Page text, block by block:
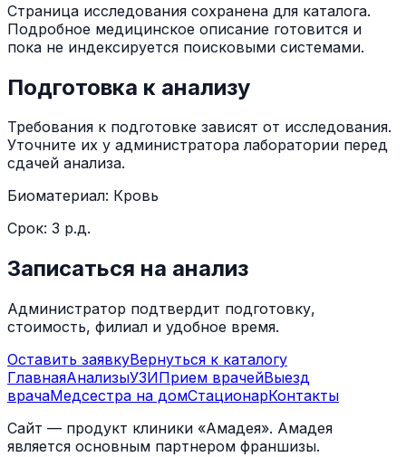
Страница исследования сохранена для каталога.
Подробное медицинское описание готовится и
пока не индексируется поисковыми системами.
Подготовка к анализу
Требования к подготовке зависят от исследования.
Уточните их у администратора лаборатории перед
сдачей анализа.
Биоматериал: Кровь
Срок: 3 р.д.
Записаться на анализ
Администратор подтвердит подготовку,
стоимость, филиал и удобное время.
Оставить заявкуВернуться к каталогу
ГлавнаяАнализыУЗИПрием врачейВыезд
врачаМедсестра на домСтационарКонтакты
Сайт — продукт клиники «Амадея». Амадея
является основным партнером франшизы.